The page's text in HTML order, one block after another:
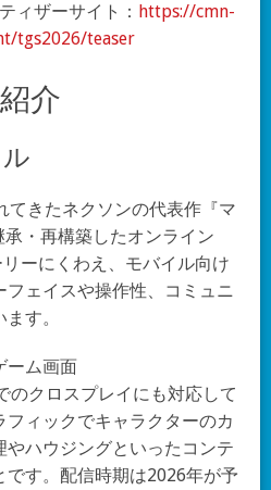
ィザーサイト： https://cmn-
tgs2026/teaser
介
てきたネクソンの代表作『マ
・再構築したオンライン
ーにくわえ、モバイル向け
ェイスや操作性、コミュニ
す。
のクロスプレイにも対応して
ィックでキャラクターのカ
ハウジングといったコンテ
です。配信時期は2026年が予